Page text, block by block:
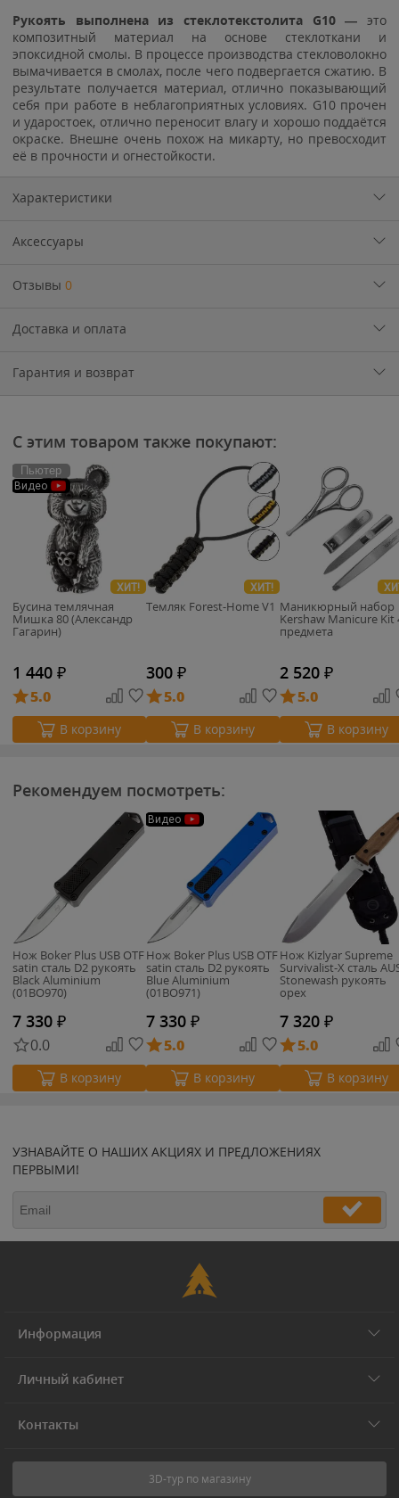
Рукоять выполнена из стеклотекстолита G10 — это
композитный материал на основе стеклоткани и
эпоксидной смолы. В процессе производства стекловолокно
вымачивается в смолах, после чего подвергается сжатию. В
результате получается материал, отлично показывающий
себя при работе в неблагоприятных условиях. G10 прочен
и ударостоек, отлично переносит влагу и хорошо поддаётся
окраске. Внешне очень похож на микарту, но превосходит
её в прочности и огнестойкости.
Характеристики
Аксессуары
Отзывы 0
Доставка и оплата
Гарантия и возврат
С этим товаром также покупают:
Пьютер
Видео
ХИТ!
Бусина темлячная
Мишка 80 (Александр
Гагарин)
1 440 ₽
5.0
В корзину
ХИТ!
Темляк Forest-Home V1
300 ₽
5.0
В корзину
Маникюрный набор
Kershaw Manicure Kit
предмета
2 520 ₽
5.0
В корзину
Рекомендуем посмотреть:
Нож Boker Plus USB OTF
satin сталь D2 рукоять
Black Aluminium
(01BO970)
7 330 ₽
0.0
В корзину
Видео
Нож Boker Plus USB OTF
satin сталь D2 рукоять
Blue Aluminium
(01BO971)
7 330 ₽
5.0
В корзину
Нож Kizlyar Supreme
Survivalist-X сталь
Stonewash рукоять
орех
7 320 ₽
5.0
В корзину
УЗНАВАЙТЕ О НАШИХ АКЦИЯХ И ПРЕДЛОЖЕНИЯХ
ПЕРВЫМИ!
Информация
Личный кабинет
Контакты
3D-тур по магазину